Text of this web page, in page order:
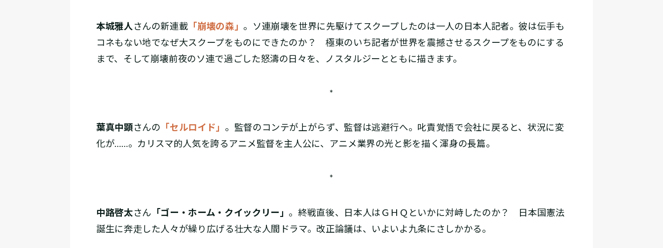
本城雅人 さんの新連載 「崩壊の森」 。ソ連崩壊を世界に先駆けてスクープしたのは一人の日本人記者。彼は伝手も
コネもない地でなぜ大スクープをものにできたのか？ 極東のいち記者が世界を震撼させるスクープをものにする
まで、そして崩壊前夜のソ連で過ごした怒濤の日々を、ノスタルジーとともに描きます。
*
葉真中顕さんの 「セルロイド」 。監督のコンテが上がらず、監督は逃避行へ。叱責覚悟で会社に戻ると、状況に変
化が……。カリスマ的人気を誇るアニメ監督を主人公に、アニメ業界の光と影を描く渾身の長篇。
*
中路啓太さん 「ゴー・ホーム・クイックリー」 。終戦直後、日本人はＧＨＱといかに対峙したのか？ 日本国憲法
誕生に奔走した人々が繰り広げる壮大な人間ドラマ。改正論議は、いよいよ九条にさしかかる。